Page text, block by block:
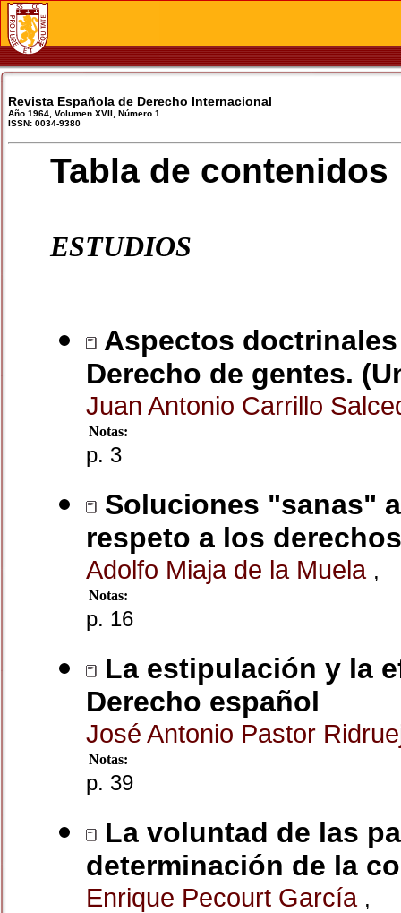
Revista Española de Derecho Internacional
Año 1964, Volumen XVII, Número 1
ISSN: 0034-9380
Tabla de contenidos
ESTUDIOS
Aspectos
Derecho de gentes.
Juan Antonio Carrillo
Notas:
p. 3
Soluciones "sanas"
respeto a los
Adolfo Miaja de la Muela ,
Notas:
p. 16
La estipulación y la
Derecho español
José Antonio Pastor
Notas:
p. 39
La voluntad de las
determinación de la
Enrique Pecourt García ,